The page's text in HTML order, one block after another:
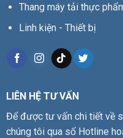
Thang máy tải thực
Linh kiện - Thiết bị
LIÊN HỆ TƯ VẤN
Để được tư vấn chi tiết về
chúng tôi qua số Hotline